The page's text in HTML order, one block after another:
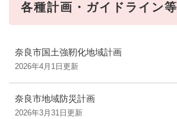
各種計画・ガイドライン等
奈良市国土強靭化地域計画
2026年4月1日更新
奈良市地域防災計画
2026年3月31日更新